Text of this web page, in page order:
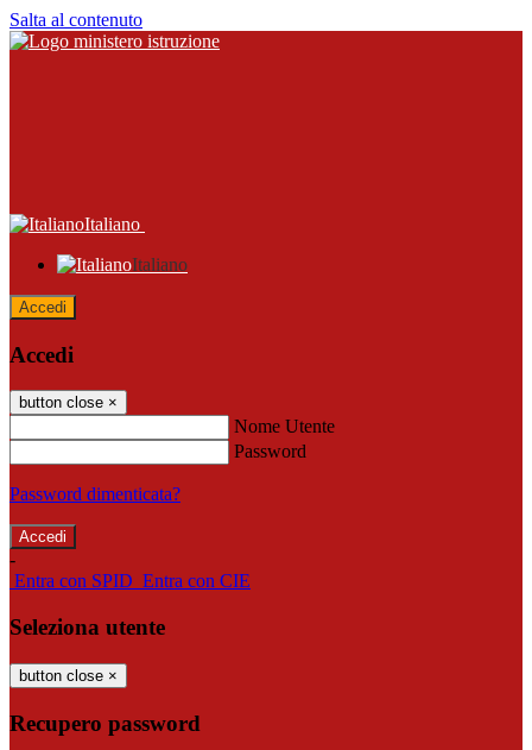
Salta al contenuto
Italiano
Italiano
Accedi
Accedi
button close ×
Nome Utente
Password
Password dimenticata?
-
Entra con SPID Entra con CIE
Seleziona utente
button close ×
Recupero password